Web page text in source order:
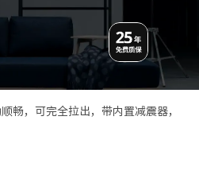
畅，可完全拉出，带内置减震器，